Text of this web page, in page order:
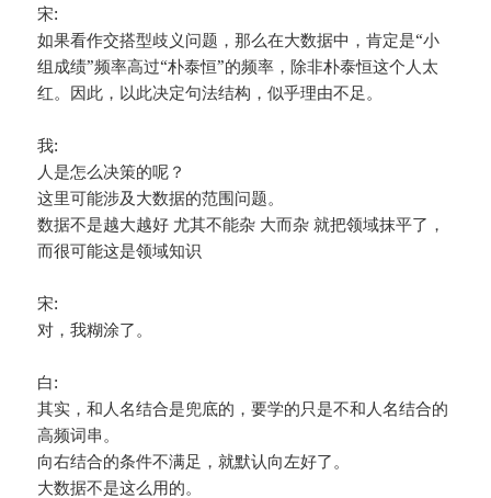
宋:
如果看作交搭型歧义问题，那么在大数据中，肯定是“小
组成绩”频率高过“朴泰恒”的频率，除非朴泰恒这个人太
红。因此，以此决定句法结构，似乎理由不足。
我:
人是怎么决策的呢？
这里可能涉及大数据的范围问题。
数据不是越大越好 尤其不能杂 大而杂 就把领域抹平了，
而很可能这是领域知识
宋:
对，我糊涂了。
白:
其实，和人名结合是兜底的，要学的只是不和人名结合的
高频词串。
向右结合的条件不满足，就默认向左好了。
大数据不是这么用的。